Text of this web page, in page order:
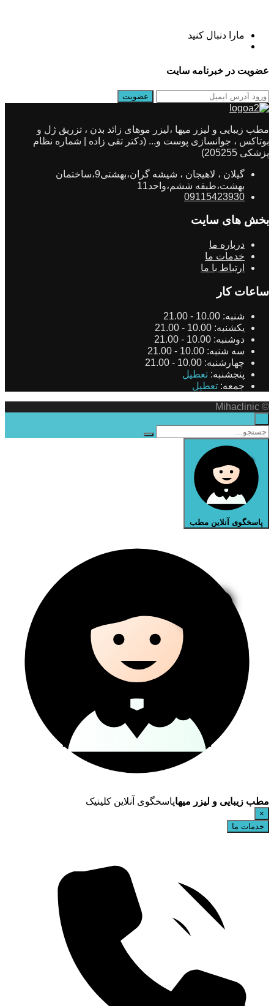
مارا دنبال کنید
عضویت در خبرنامه سایت
مطب زیبایی و لیزر میها ،لیزر موهای زائد بدن ، تزریق ژل و
بوتاکس ، جوانسازی پوست و... (دکتر تقی زاده | شماره نظام
پزشکی 205255)
گیلان ، لاهیجان ، شیشه گران،بهشتی9،ساختمان
بهشت،طبقه ششم،واحد11
09115423930
بخش های سایت
درباره ما
خدمات ما
ارتباط با ما
ساعات کار
شنبه: 10.00 - 21.00
یکشنبه: 10.00 - 21.00
دوشنبه: 10.00 - 21.00
سه شنبه: 10.00 - 21.00
چهارشنبه: 10.00 - 21.00
پنجشنبه: تعطیل
جمعه: تعطیل
© Mihaclinic
پاسخگوی آنلاین مطب
مطب زیبایی و لیزر میهاپاسخگوی آنلاین کلینیک
×
خدمات ما